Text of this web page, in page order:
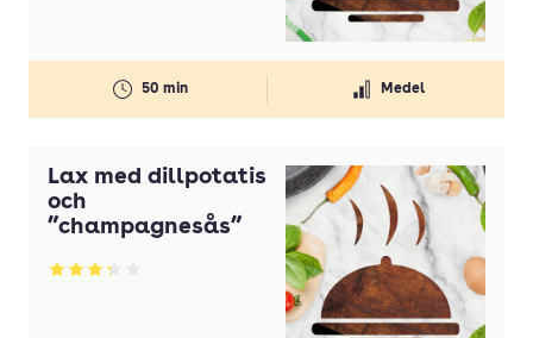
50 min Medel
Lax med dillpotatis
och
”champagnesås”
Betyg: 3.29 av 5